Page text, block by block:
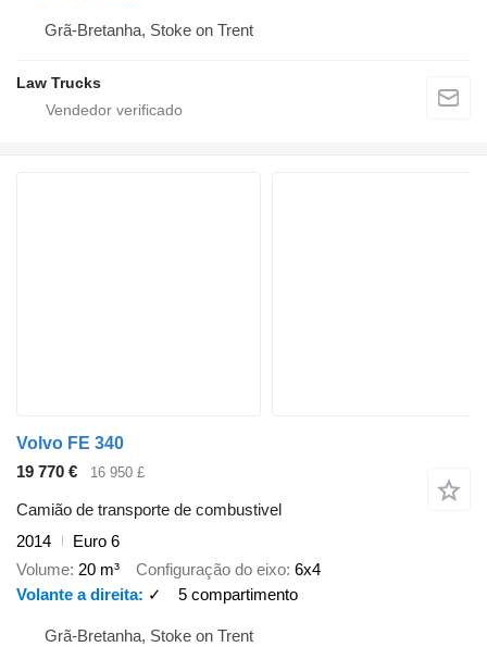
Grã-Bretanha, Stoke on Trent
Law Trucks
Volvo FE 340
19 770 €
16 950 £
Camião de transporte de combustivel
2014
Euro 6
Volume 20 m³ Configuração do eixo 6x4
Volante a direita
✓ 5 compartimento
Grã-Bretanha, Stoke on Trent